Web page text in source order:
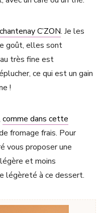
C’ZON. Je les
goût, elles sont
très fine est
ce qui est un gain
!
comme dans cette
fromage frais. Pour
vous proposer une
et moins
légèreté à ce dessert.